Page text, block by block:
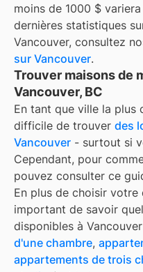
moins de 1000 $
dernières statistiques
Vancouver, consultez
sur Vancouver.
Trouver maisons de
Vancouver, BC
En tant que ville la plus
difficile de trouver des
Vancouver - surtout si
Cependant, pour
pouvez consulter ce
En plus de choisir votre
important de savoir
disponibles à Vancouver
d'une chambre,
appartements de trois